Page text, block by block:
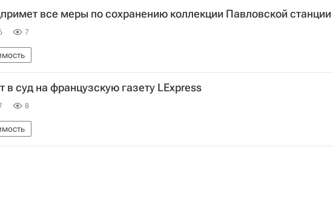
все меры по сохранению коллекции Павловской станции
7
в суд на французскую газету LExpress
8